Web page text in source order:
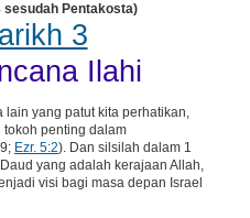
sesudah Pentakosta)
3
Ilahi
yang patut kita perhatikan,
penting dalam
Ezr. 5:2). Dan silsilah dalam 1
yang adalah kerajaan Allah,
visi bagi masa depan Israel